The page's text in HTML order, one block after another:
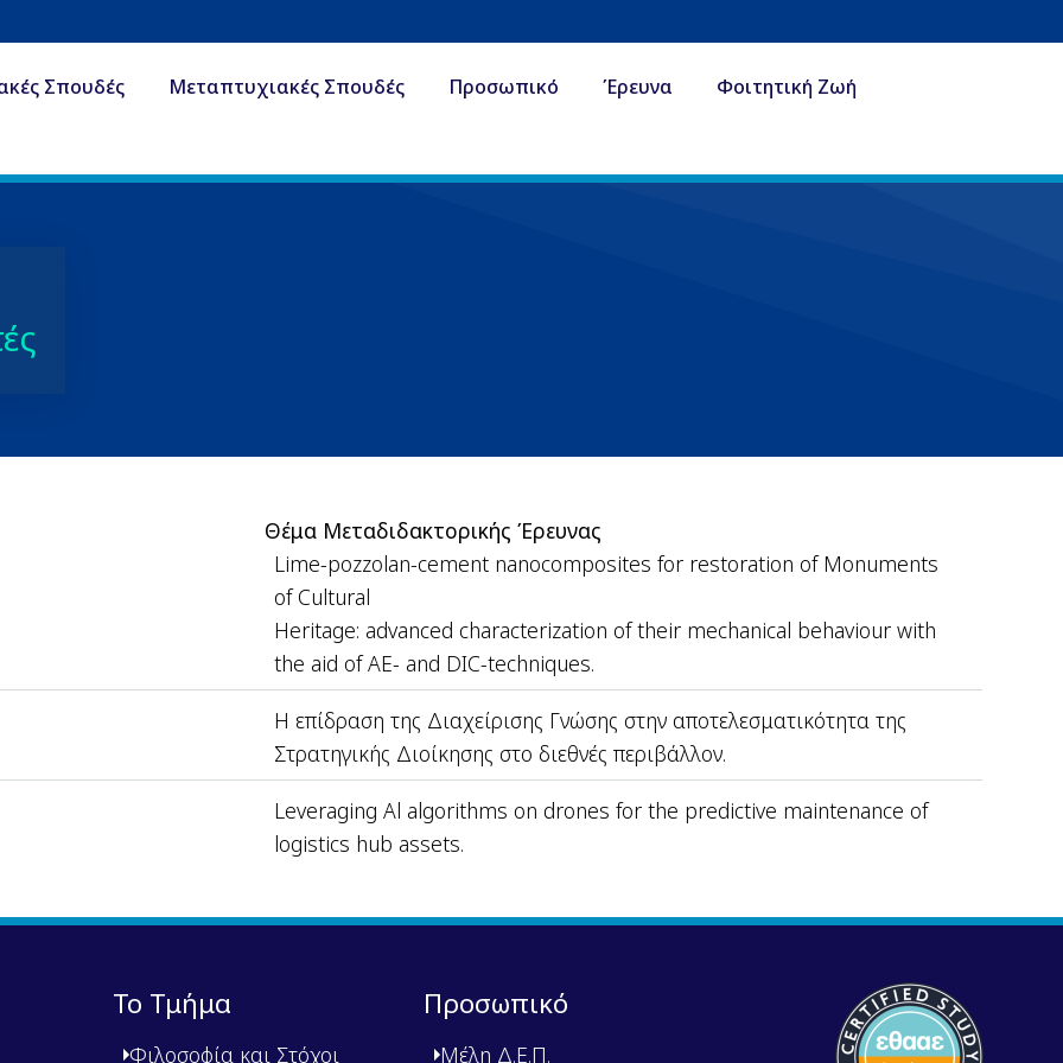
Σπουδές Μεταπτυχιακές Σπουδές Προσωπικό Έρευνα
Φοιτητική Ζωή
Θέμα Μεταδιδακτορικής Έρευνας
Lime-pozzolan-cement nanocomposites for restoration of Monuments
of Cultural
Heritage: advanced characterization of their mechanical behaviour with
the aid of AE- and DIC-techniques.
Η επίδραση της Διαχείρισης Γνώσης στην αποτελεσματικότητα της
Στρατηγικής Διοίκησης στο διεθνές περιβάλλον.
Leveraging Al algorithms on drones for the predictive maintenance of
logistics hub assets.
Το Τμήμα
Φιλοσοφία και Στόχοι
Προσωπικό
Μέλη Δ.Ε.Π.